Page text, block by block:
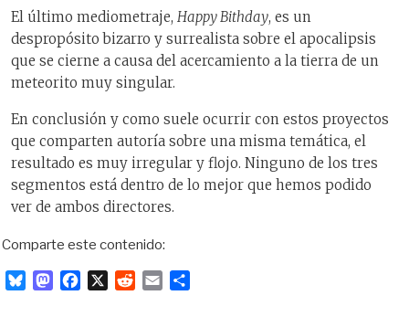
El último mediometraje, Happy Bithday, es un
despropósito bizarro y surrealista sobre el apocalipsis
que se cierne a causa del acercamiento a la tierra de un
meteorito muy singular.
En conclusión y como suele ocurrir con estos proyectos
que comparten autoría sobre una misma temática, el
resultado es muy irregular y flojo. Ninguno de los tres
segmentos está dentro de lo mejor que hemos podido
ver de ambos directores.
Comparte este contenido:
M
X